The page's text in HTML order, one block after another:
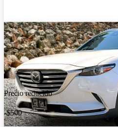
Precio reducido
-$500